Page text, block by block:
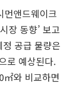
먼앤드웨이크
장 동향’ 보고
공급 물량은
로 예상된다.
와 비교하면